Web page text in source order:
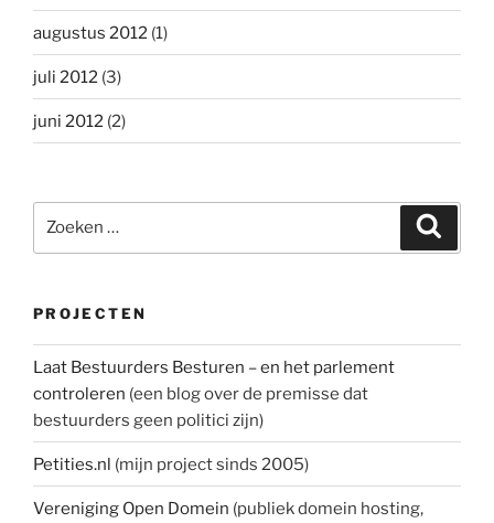
augustus 2012 (1)
juli 2012 (3)
juni 2012 (2)
naar:
PROJECTEN
Laat Bestuurders Besturen – en het parlement
controleren (een blog over de premisse dat
bestuurders geen politici zijn)
Petities.nl (mijn project sinds 2005)
Vereniging Open Domein (publiek domein hosting,